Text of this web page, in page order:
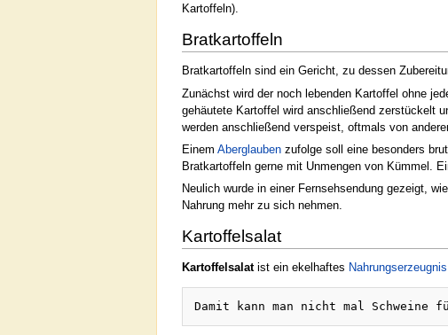
Kartoffeln).
Bratkartoffeln
Bratkartoffeln sind ein Gericht, zu dessen
Zunächst wird der noch lebenden Kartoffel ohne
gehäutete Kartoffel wird anschließend zerstückelt
werden anschließend verspeist, oftmals von
Einem Aberglauben zufolge soll eine besonders
Bratkartoffeln gerne mit Unmengen von Kümmel.
Neulich wurde in einer Fernsehsendung gezeigt,
Nahrung mehr zu sich nehmen.
Kartoffelsalat
Kartoffelsalatist ein ekelhaftes Nahrungserzeugnis